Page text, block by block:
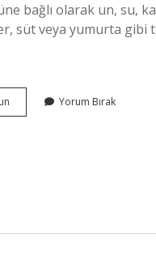
bağlı olarak un, su,
süt veya yumurta gibi
Neyle
Yorum Bırak